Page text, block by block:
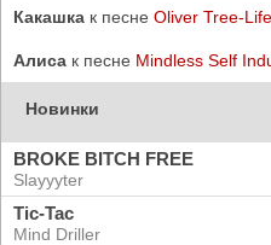
Какашка к песне Oliver Tree-
Алиса к песне Mindless Self
Новинки
BROKE BITCH FREE
Slayyyter
Tic-Tac
Mind Driller